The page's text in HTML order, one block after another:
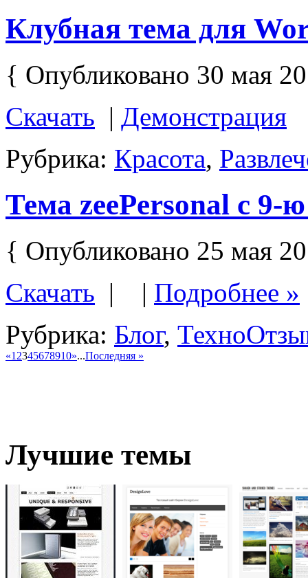
Клубная тема для
{ Опубликовано 30 мая
Скачать | Демонстрация
Рубрика: Красота,
Тема zeePersonal c 9-
{ Опубликовано 25 мая
Скачать | | Подробнее »
Рубрика: Блог, Техно
«1 2345678910»...Последняя »
Лучшие темы